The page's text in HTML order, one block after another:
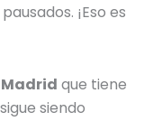
¡Eso es
que tiene
siendo